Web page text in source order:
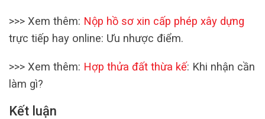
>>> Xem thêm: Nộp hồ sơ xin cấp phép xây dựng
trực tiếp hay online: Ưu nhược điểm.
>>> Xem thêm: Hợp thửa đất thừa kế: Khi nhận cần
làm gì?
Kết luận